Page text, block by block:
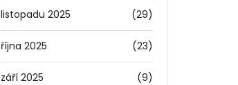
listopadu 2025 (29)
října 2025 (23)
září 2025 (9)